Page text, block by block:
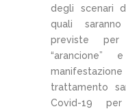
degli scenari
quali
previste
“arancione”
trattamento
Covid-19